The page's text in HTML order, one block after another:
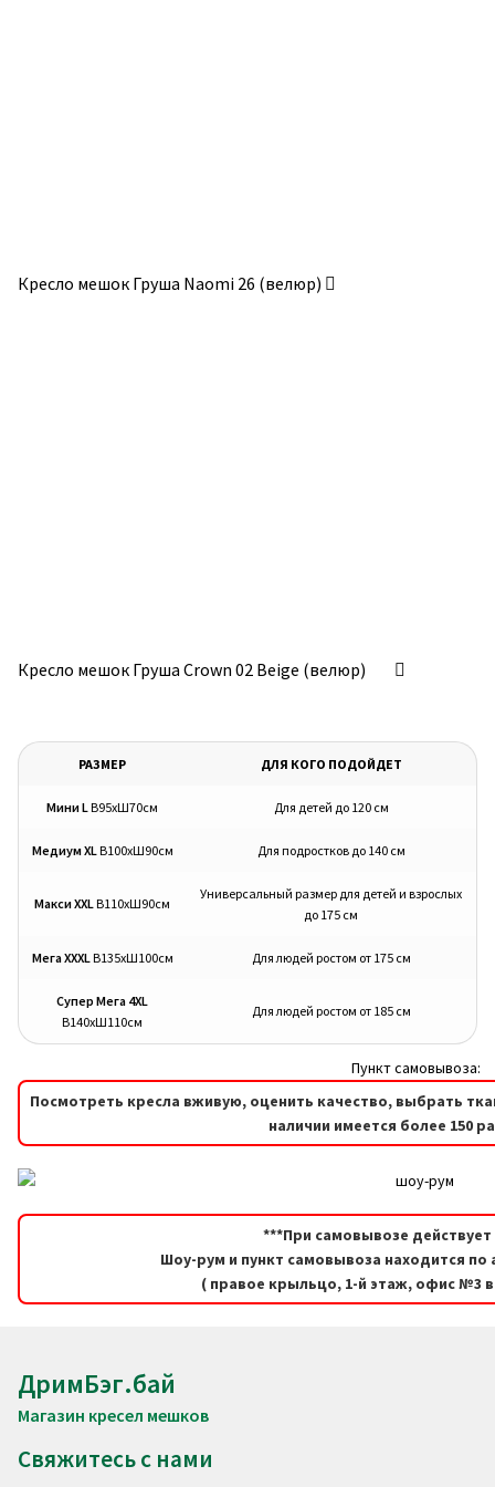
Кресло мешок Груша Naomi 26 (велюр)
Кресло мешок Груша Crown 02 Beige (велюр)
РАЗМЕР ДЛЯ КОГО ПОДОЙДЕТ
Мини L В95хШ70см Для детей до 120 см
Медиум XL В100хШ90см Для подростков до 140 см
Макси XXL В110хШ90см
Универсальный размер для детей и взрослых
до 175 см
Мега XXXL В135хШ100см Для людей ростом от 175 см
Супер Мега 4XL
В140хШ110см
Для людей ростом от 185 см
Пункт самовывоза:
Посмотреть кресла вживую, оценить качество, выбрать
наличии имеется более 150
***При самовывозе
Шоу-рум и пункт самовывоза находится по
( правое крыльцо, 1-й этаж, офис №3
ДримБэг.бай
Магазин кресел мешков
Свяжитесь с нами